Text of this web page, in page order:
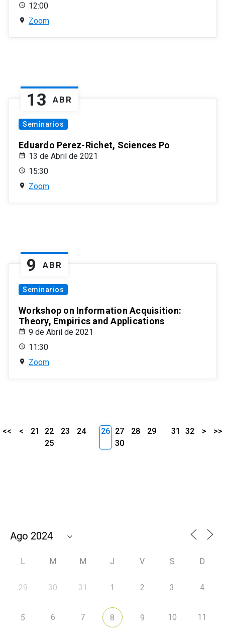
12:00
Zoom
13 ABR
Seminarios
Eduardo Perez-Richet, Sciences Po
13 de Abril de 2021
15:30
Zoom
9 ABR
Seminarios
Workshop on Information Acquisition:
Theory, Empirics and Applications
9 de Abril de 2021
11:30
Zoom
<< < 21 22 23
24
25
26 27 28
29
30
31 32 > >>
L M M J V S D
29 30 31 1 2 3 4
5 6 7 8 9 10 11